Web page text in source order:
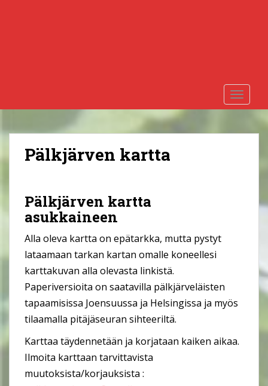
n
o
Pälkjärven kartta
Pälkjärven kartta
asukkaineen
Alla oleva kartta on epätarkka, mutta pystyt
lataamaan tarkan kartan omalle koneellesi
karttakuvan alla olevasta linkistä.
Paperiversioita on saatavilla pälkjärveläisten
tapaamisissa Joensuussa ja Helsingissa ja myös
tilaamalla pitäjäseuran sihteeriltä.
Karttaa täydennetään ja korjataan kaiken aikaa.
Ilmoita karttaan tarvittavista
muutoksista/korjauksista :